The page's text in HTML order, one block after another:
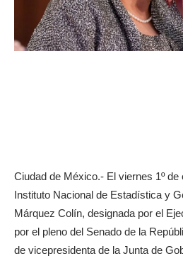
Ciudad de México.- El viernes 1º de
Instituto Nacional de Estadística y
Márquez Colín, designada por el
por el pleno del Senado de la
de vicepresidenta de la Junta de